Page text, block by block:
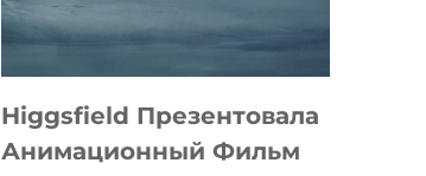
Higgsfield Презентовала
Анимационный Фильм